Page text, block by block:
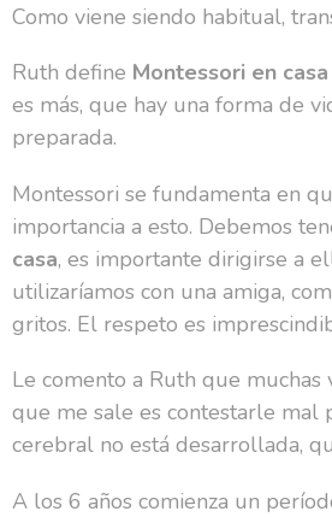
Como viene siendo habitual,
Ruth define Montessori en casa
es más, que hay una forma de
preparada.
Montessori se fundamenta en
importancia a esto. Debemos
casa, es importante dirigirse a
utilizaríamos con una amiga,
gritos. El respeto es
Le comento a Ruth que
que me sale es contestarle mal
cerebral no está desarrollada,
A los 6 años comienza un